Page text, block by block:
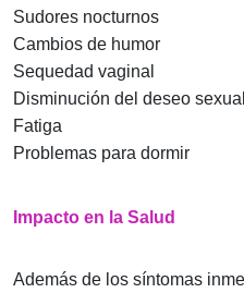
Sudores nocturnos
Cambios de humor
Sequedad vaginal
Disminución del deseo sexual
Fatiga
Problemas para dormir
Impacto en la Salud
Además de los síntomas